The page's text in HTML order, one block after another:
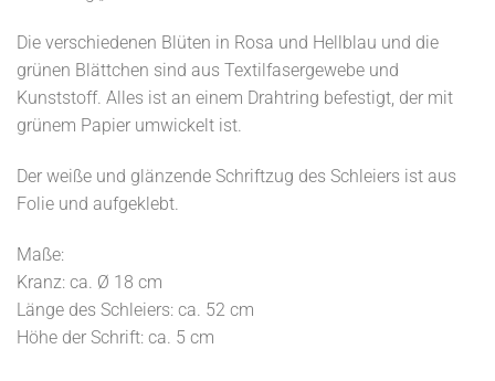
Die verschiedenen Blüten in Rosa und Hellblau und die
grünen Blättchen sind aus Textilfasergewebe und
Kunststoff. Alles ist an einem Drahtring befestigt, der mit
grünem Papier umwickelt ist.
Der weiße und glänzende Schriftzug des Schleiers ist aus
Folie und aufgeklebt.
Maße:
Kranz: ca. Ø 18 cm
Länge des Schleiers: ca. 52 cm
Höhe der Schrift: ca. 5 cm